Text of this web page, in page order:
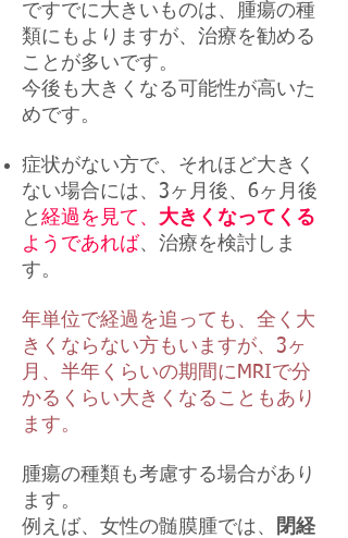
ですでに大きいものは、腫瘍の種
類にもよりますが、治療を勧める
ことが多いです。
​今後も大きくなる可能性が高いた
めです。
症状がない方で、 それほど大きく
ない場合には、3ヶ月後、6ヶ月後
と 経過を見て、 大きくなってくる
ようであれば、治療を検討しま
す。
年単位で経過を追っても、全く大
きくならない方もいますが、3ヶ
月、半年くらいの期間にMRIで分
かるくらい大きくなることもあり
ます。
腫瘍の種類も考慮する場合があり
ます。
例えば、女性の髄膜腫では、
閉経